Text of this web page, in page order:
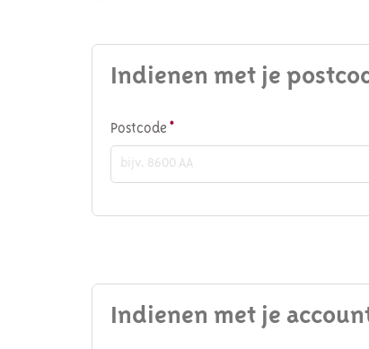
Indienen met je
Postcode *
Verplicht veld
Indienen met je